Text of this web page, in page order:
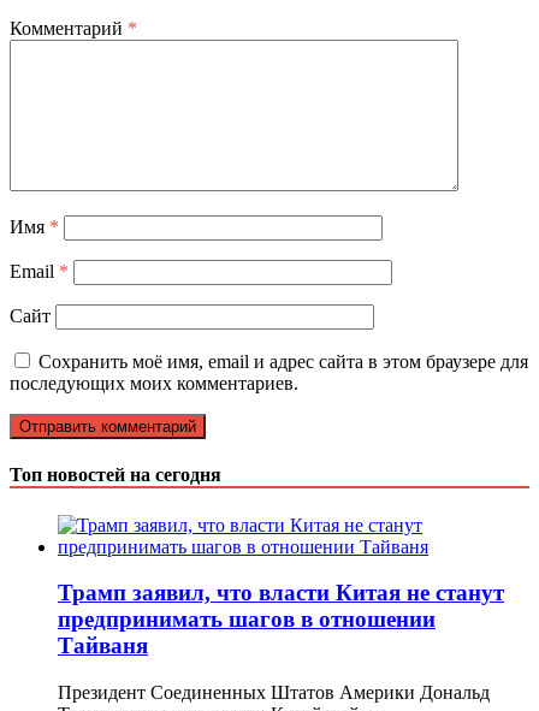
Комментарий *
Имя *
Email *
Сайт
Сохранить моё имя, email и адрес сайта в этом браузере для
последующих моих комментариев.
Топ новостей на сегодня
Трамп заявил, что власти Китая не станут
предпринимать шагов в отношении
Тайваня
Президент Соединенных Штатов Америки Дональд